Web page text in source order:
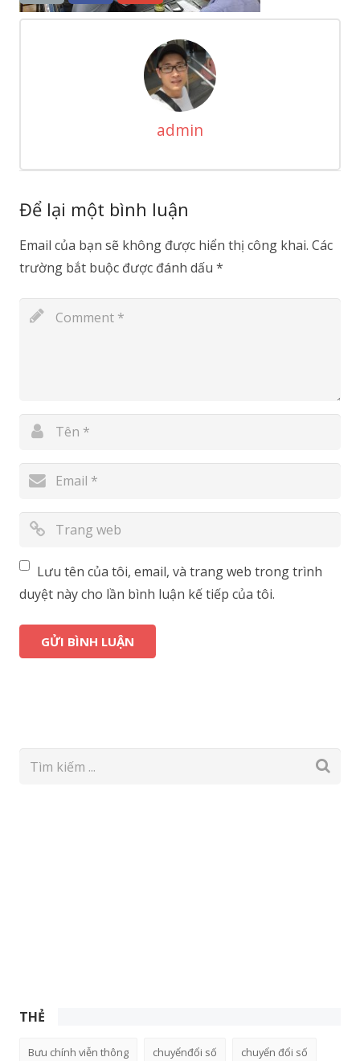
admin
Để lại một bình luận
Email của bạn sẽ không được hiển thị công khai. Các
trường bắt buộc được đánh dấu *
Lưu tên của tôi, email, và trang web trong trình
duyệt này cho lần bình luận kế tiếp của tôi.
THẺ
Bưu chính viễn thông chuyểnđổi số chuyển đổi số